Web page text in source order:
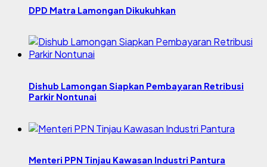
DPD Matra Lamongan Dikukuhkan
Dishub Lamongan Siapkan Pembayaran Retribusi
Parkir Nontunai
Menteri PPN Tinjau Kawasan Industri Pantura